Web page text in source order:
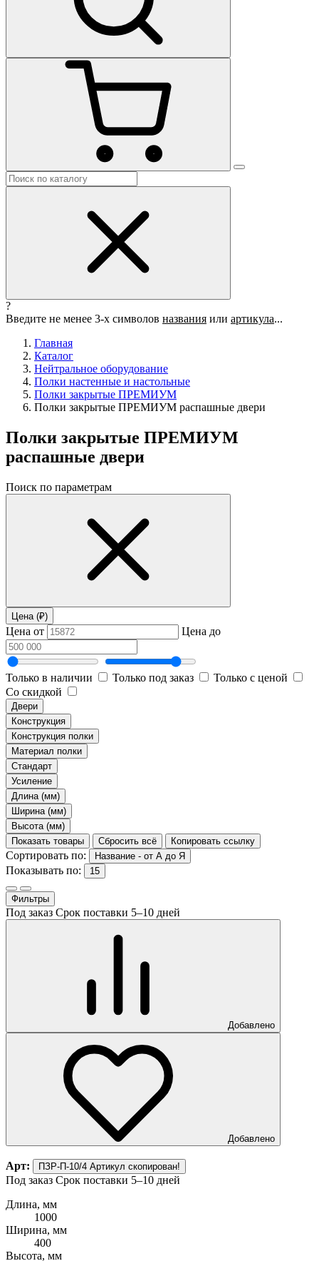
?
Введите не менее 3-х символов названия или артикула...
Главная
Каталог
Нейтральное оборудование
Полки настенные и настольные
Полки закрытые ПРЕМИУМ
Полки закрытые ПРЕМИУМ распашные двери
Полки закрытые ПРЕМИУМ
распашные двери
Поиск по параметрам
Цена (₽)
Цена от Цена до
Только в наличии Только под заказ
Только с ценой
Со скидкой
Двери
Конструкция
Конструкция полки
Материал полки
Стандарт
Усиление
Длина (мм)
Ширина (мм)
Высота (мм)
Показать товары
Сбросить всё Копировать ссылку
Сортировать по: Название - от А до Я
Показывать по: 15
Фильтры
Под заказ Срок поставки 5–10 дней
Добавлено
Добавлено
Арт: ПЗР-П-10/4 Артикул скопирован!
Под заказ Срок поставки 5–10 дней
Длина, мм
1000
Ширина, мм
400
Высота, мм